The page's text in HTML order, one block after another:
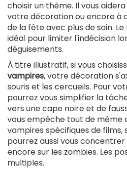
choisir un thème. Il vous
votre décoration ou encore à
de la fête avec plus de soin.
idéal pour limiter l'indécision
déguisements.
À titre illustratif, si vous
vampires, votre décoration
souris et les cercueils. Pour
pourrez vous simplifier la
vers une cape noire et de
vous empêche tout de même
vampires spécifiques de films,
pourrez aussi vous
encore sur les zombies. Les
multiples.